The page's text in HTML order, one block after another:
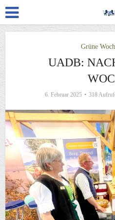
Grüne
UADB:
6. Februar 2025 318